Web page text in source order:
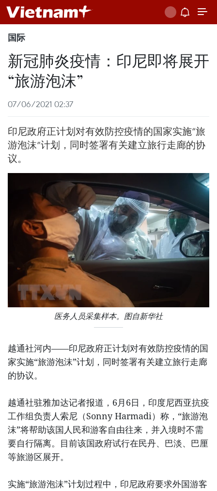
国际
新冠肺炎疫情：印尼即将展开
“旅游泡沫”
07/06/2021 02:37
印尼政府正计划对有效防控疫情的国家实施“旅
游泡沫”计划，同时签署有关建立旅行走廊的协
议。
医务人员采集样本。图自新华社
越通社河内——印尼政府正计划对有效防控疫情的国
家实施“旅游泡沫”计划，同时签署有关建立旅行走廊
的协议。
越通社驻雅加达记者报道，6月6日，印度尼西亚抗疫
工作组负责人索尼（Sonny Harmadi）称，“旅游泡
沫”将帮助该国人民和游客自由往来，并入境时不需
要自行隔离。目前该国政府试行在民丹、巴淡、巴厘
等旅游区展开。
实施“旅游泡沫”计划过程中，印尼政府要求外国游客